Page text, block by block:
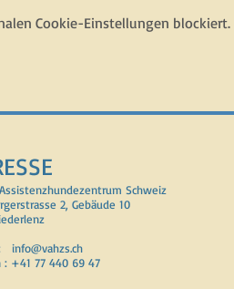
Cookie-Einstellungen blockiert.
Schweiz
2, Gebäude 10
info@vahzs.ch
: +41 77 440 69 47